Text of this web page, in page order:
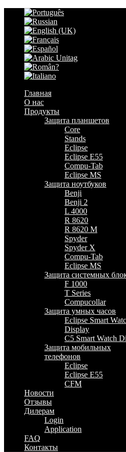
Главная
О нас
Продукты
Защита планшетов
Core
Stands
Eclipse
Eclipse E55
Compu-Tab
Eclipse MS
Защита ноутбуков
Benji
Benji 2
L 4000
R 8620
R 8620 M
Spyder
Spyder X
Compu-Tab
Eclipse MS
Защита системных
F 1000
T Series
Compucollar
Защита умных часов
Eclipse Smart
Display
C5 Smart Watch
Защита мобильных
телефонов
Eclipse
Eclipse E55
CFM
Новости
Отзывы
Дилерам
Login
Application
FAQ
Контакты